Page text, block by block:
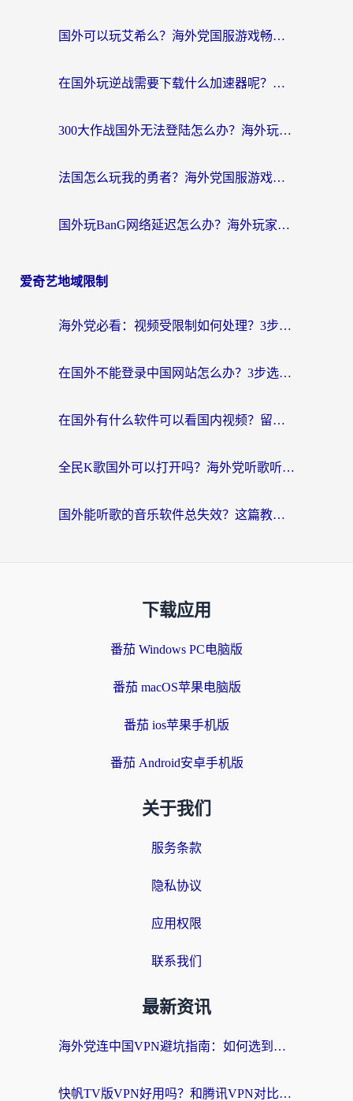
国外可以玩艾希么？海外党国服游戏畅玩终极指南（附加速器选择秘籍）
在国外玩逆战需要下载什么加速器呢？海外党亲测有效的国服游戏加速指南
300大作战国外无法登陆怎么办？海外玩家亲测有效的解决指南
法国怎么玩我的勇者？海外党国服游戏不卡攻略，附3款热门游戏加速实测
国外玩BanG网络延迟怎么办？海外玩家亲测有效的国服游戏加速指南
爱奇艺地域限制
海外党必看：视频受限制如何处理？3步解决国内剧番“看不了”难题
在国外不能登录中国网站怎么办？3步选对回国加速器，无缝刷剧、办业务
在国外有什么软件可以看国内视频？留学生亲测的追剧救星来了
全民K歌国外可以打开吗？海外党听歌听书无限制的实用指南
国外能听歌的音乐软件总失效？这篇教你怎么在海外流畅听网易云
下载应用
番茄 Windows PC电脑版
番茄 macOS苹果电脑版
番茄 ios苹果手机版
番茄 Android安卓手机版
关于我们
服务条款
隐私协议
应用权限
联系我们
最新资讯
海外党连中国VPN避坑指南：如何选到真正能无缝刷国内资源的加速器？
快帆TV版VPN好用吗？和腾讯VPN对比哪个回国效果更好？海外党必看的真实体验指南